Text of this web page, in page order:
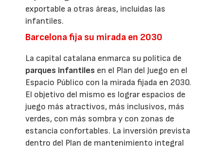
exportable a otras áreas, incluidas las
infantiles.
Barcelona fija su mirada en 2030
La capital catalana enmarca su política de
parques infantiles en el Plan del Juego en el
Espacio Público con la mirada fijada en 2030.
El objetivo del mismo es lograr espacios de
juego más atractivos, más inclusivos, más
verdes, con más sombra y con zonas de
estancia confortables. La inversión prevista
dentro del Plan de mantenimiento integral